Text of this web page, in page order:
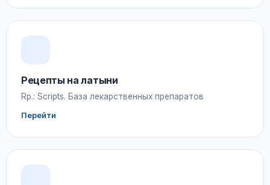
Рецепты на латыни
Rp.: Scripts. База лекарственных препаратов
Перейти